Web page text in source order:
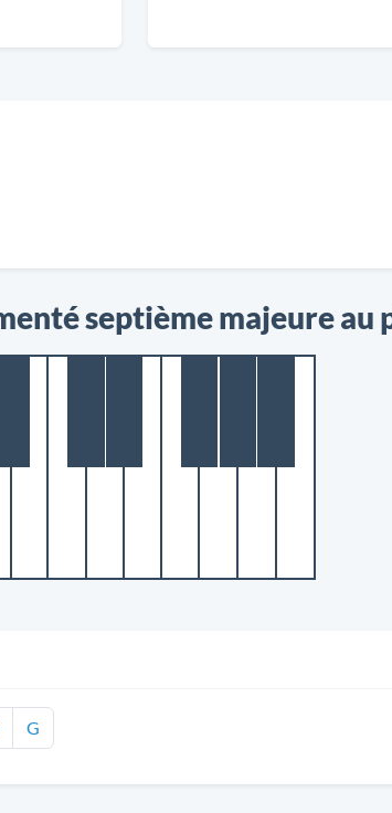
septième majeure au
G